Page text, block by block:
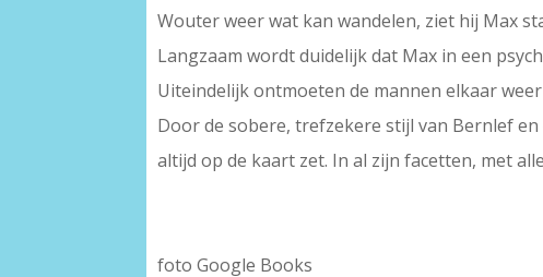
Wouter weer wat kan wandelen, ziet hij Max
Langzaam wordt duidelijk dat Max in een
Uiteindelijk ontmoeten de mannen elkaar
Door de sobere, trefzekere stijl van Bernlef
altijd op de kaart zet. In al zijn facetten, met
foto Google Books